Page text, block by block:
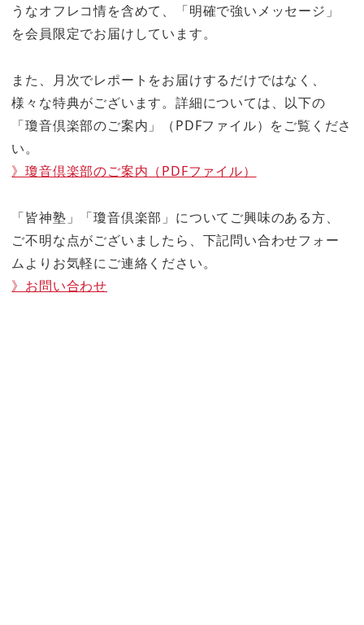
うなオフレコ情を含めて、「明確で強いメッセージ」
を会員限定でお届けしています。
また、月次でレポートをお届けするだけではなく、
様々な特典がございます。詳細については、以下の
「瓊音倶楽部のご案内」（PDFファイル）をご覧くださ
い。
》瓊音倶楽部のご案内（PDFファイル）
「皆神塾」「瓊音倶楽部」についてご興味のある方、
ご不明な点がございましたら、下記問い合わせフォー
ムよりお気軽にご連絡ください。
》お問い合わせ